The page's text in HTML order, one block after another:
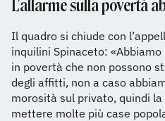
L’allarme sulla povertà
Il quadro si chiude con
inquilini Spinaceto:
in povertà che non possono
degli affitti, non a caso
morosità sul privato, quindi
mettere molte più case